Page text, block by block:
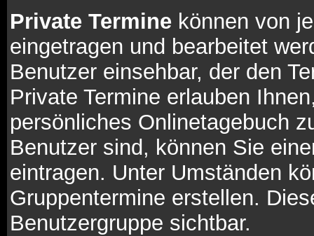
Private Termine können von
eingetragen und bearbeitet
Benutzer einsehbar, der den
Private Termine erlauben
persönliches Onlinetagebuch
Benutzer sind, können Sie
eintragen. Unter Umständen
Gruppentermine erstellen.
Benutzergruppe sichtbar.